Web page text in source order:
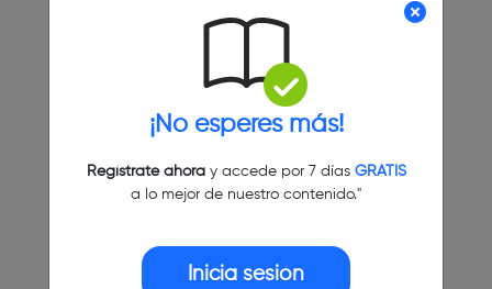
¡No esperes más!
Regístrate ahoray accede por 7 días GRATIS
a lo mejor de nuestro contenido."
Inicia sesión